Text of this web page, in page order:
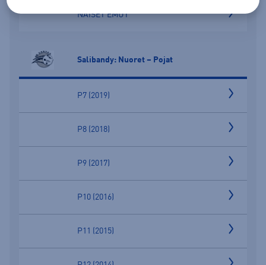
NAISET EMUT
Salibandy: Nuoret – Pojat
P7 (2019)
P8 (2018)
P9 (2017)
P10 (2016)
P11 (2015)